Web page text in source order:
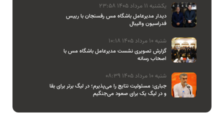
یکشنبه 11 مرداد 1405 23:58
دیدار مدیرعامل باشگاه مس رفسنجان با رییس
فدراسیون والیبال
شنبه 10 مرداد 1405 10:18
گزارش تصویری نشست مدیرعامل باشگاه مس با
اصحاب رسانه
شنبه 10 مرداد 1405 08:39
جباری: مسئولیت نتایج را می‌پذیرم؛ در لیگ برتر برای بقا
و در لیگ یک برای صعود می‌جنگیم